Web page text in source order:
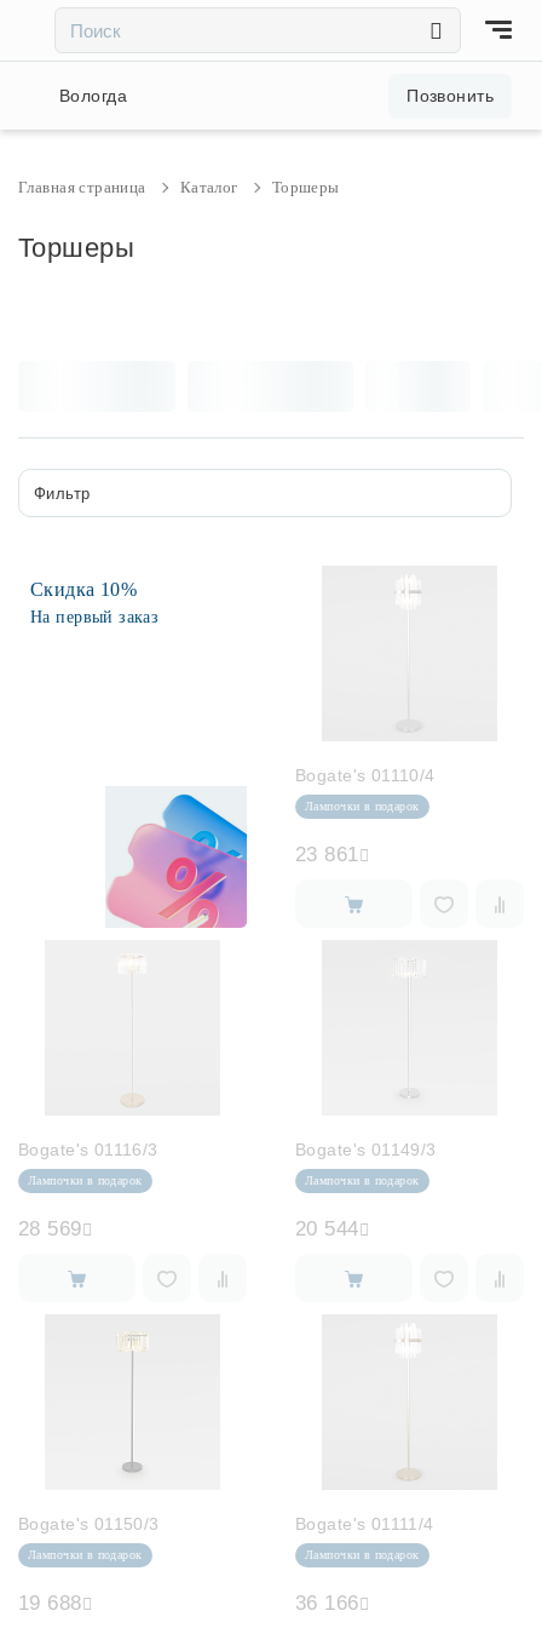
Акции и скидки
Светильники
Трековые системы
Споты
Интерьерная подсветка
Светодиодная лента
Предметы интерьера
Лампочки
Комплектующие
Каталог
Контакты
Вологда Позвонить
Главная страница Каталог Торшеры
Торшеры
Фильтр
Скидка 10%
На первый заказ
Bogate's 01110/4
Лампочки в подарок
23 861
Bogate's 01116/3
Лампочки в подарок
28 569
Bogate's 01149/3
Лампочки в подарок
20 544
Bogate's 01150/3
Лампочки в подарок
19 688
Bogate's 01111/4
Лампочки в подарок
36 166
××